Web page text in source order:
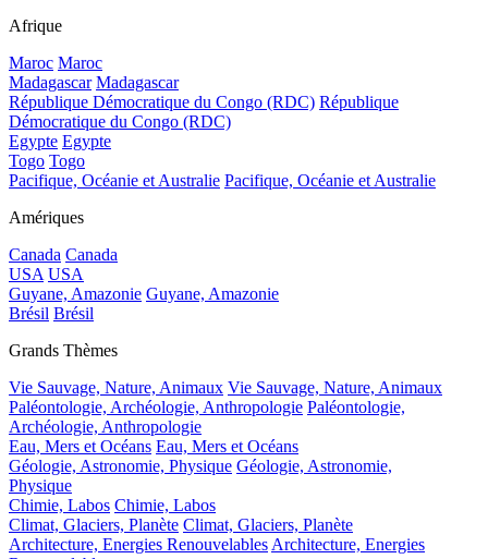
Afrique
Maroc Maroc
Madagascar Madagascar
République Démocratique du Congo (RDC) République
Démocratique du Congo (RDC)
Egypte Egypte
Togo Togo
Pacifique, Océanie et Australie Pacifique, Océanie et Australie
Amériques
Canada Canada
USA USA
Guyane, Amazonie Guyane, Amazonie
Brésil Brésil
Grands Thèmes
Vie Sauvage, Nature, Animaux Vie Sauvage, Nature, Animaux
Paléontologie, Archéologie, Anthropologie Paléontologie,
Archéologie, Anthropologie
Eau, Mers et Océans Eau, Mers et Océans
Géologie, Astronomie, Physique Géologie, Astronomie,
Physique
Chimie, Labos Chimie, Labos
Climat, Glaciers, Planète Climat, Glaciers, Planète
Architecture, Energies RenouvelablesArchitecture, Energies